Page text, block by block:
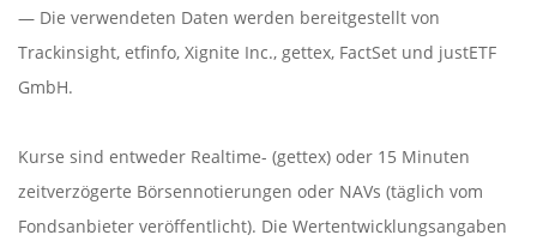
— Die verwendeten Daten werden bereitgestellt von
Trackinsight, etfinfo, Xignite Inc., gettex, FactSet und justETF
GmbH.
Kurse sind entweder Realtime- (gettex) oder 15 Minuten
zeitverzögerte Börsennotierungen oder NAVs (täglich vom
Fondsanbieter veröffentlicht). Die Wertentwicklungsangaben